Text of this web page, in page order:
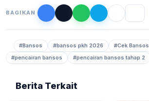
BAGIKAN
#Bansos #bansos pkh 2026
#Cek Bansos
#pencairan bansos
#pencairan bansos tahap 2
Berita Terkait